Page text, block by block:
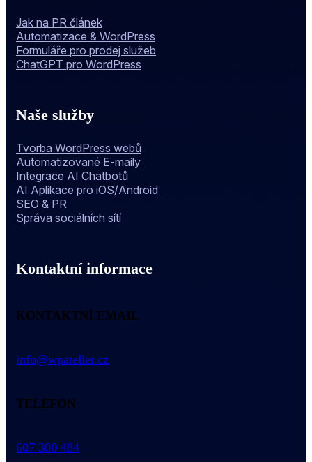
Jak na PR článek
Automatizace & WordPress
Formuláře pro prodej služeb
ChatGPT pro WordPress
Naše služby
Tvorba WordPress webů
Automatizované E-maily
Integrace AI Chatbotů
AI Aplikace pro iOS/Android
SEO & PR
Správa sociálních sítí
Kontaktní informace
KONTAKTNÍ EMAIL
info@wpatelier.cz
TELEFON
607 300 484